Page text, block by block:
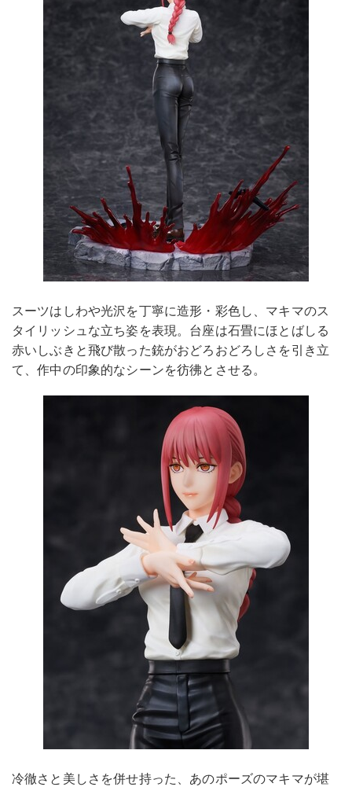
スーツはしわや光沢を丁寧に造形・彩色し、マキマのス
タイリッシュな立ち姿を表現。台座は石畳にほとばしる
赤いしぶきと飛び散った銃がおどろおどろしさを引き立
て、作中の印象的なシーンを彷彿とさせる。
冷徹さと美しさを併せ持った、あのポーズのマキマが堪